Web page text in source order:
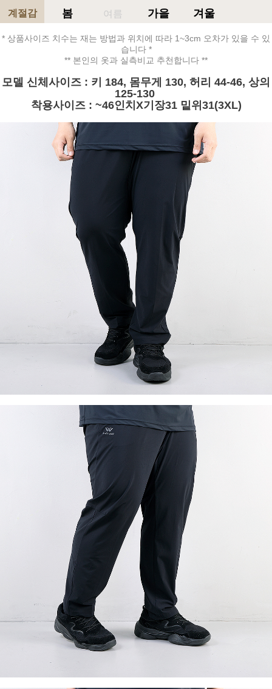
계절감 봄 여름 가을 겨울
* 상품사이즈 치수는 재는 방법과 위치에 따라 1~3cm 오차가 있을 수 있
습니다 *
** 본인의 옷과 실측비교 추천합니다 **
모델 신체사이즈 : 키 184, 몸무게 130, 허리 44-46, 상의
125-130
착용사이즈 : ~46인치X기장31 밑위31(3XL)